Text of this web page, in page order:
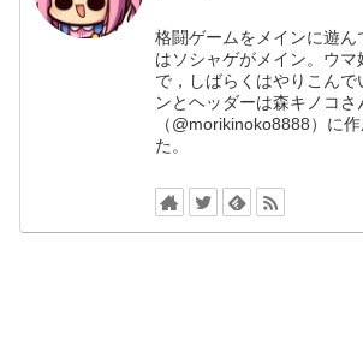
格闘ゲームをメインに遊ん
はソシャゲがメイン。ウマ
で，しばらくはやりこんで
ンとヘッダーは森キノコさ
（@morikinoko8888）に
た。